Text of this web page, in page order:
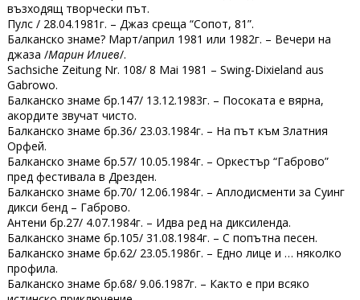
възходящ творчески път.
Пулс / 28.04.1981г. – Джаз среща “Сопот, 81”.
Балканско знаме? Март/април 1981 или 1982г. – Вечери на
джаза /Марин Илиев/.
Sachsiche Zeitung Nr. 108/ 8 Mai 1981 – Swing-Dixieland aus
Gabrowo.
Балканско знаме бр.147/ 13.12.1983г. – Посоката е вярна,
акордите звучат чисто.
Балканско знаме бр.36/ 23.03.1984г. – На път към Златния
Орфей.
Балканско знаме бр.57/ 10.05.1984г. – Оркестър “Габрово”
пред фестивала в Дрезден.
Балканско знаме бр.70/ 12.06.1984г. – Аплодисменти за Суинг
дикси бенд – Габрово.
Антени бр.27/ 4.07.1984г. – Идва ред на диксиленда.
Балканско знаме бр.105/ 31.08.1984г. – С попътна песен.
Балканско знаме бр.62/ 23.05.1986г. – Едно лице и … няколко
профила.
Балканско знаме бр.68/ 9.06.1987г. – Както е при всяко